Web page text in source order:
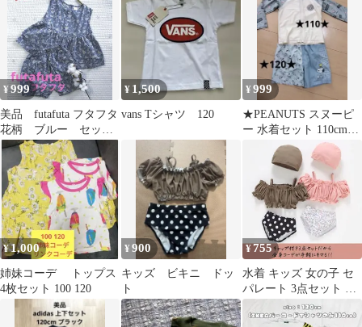
¥999
美品 futafuta フタフタ
花柄 ブルー セット
アップ 120㎝
¥ 1,500
vans Tシャツ 120
¥999
★PEANUTS スヌーピ
ー 水着セット 110cm
120cm★
¥1,000
姉妹コーデ トップス
4枚セット 100 120
¥900
キッズ ビキニ ドッ
ト
¥755
水着 キッズ 女の子 セ
パレート 3点セット 女
子 110 120 130 140 かわ
いい